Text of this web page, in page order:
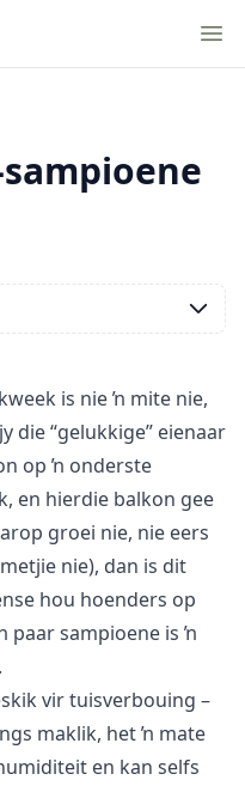
is nie ŉ mite nie,
die “gelukkige” eienaar
op ŉ onderste
en hierdie balkon gee
groei nie, nie eers
nie), dan is dit
hou hoenders op
paar sampioene is ŉ
vir tuisverbouing –
maklik, het ŉ mate
en kan selfs